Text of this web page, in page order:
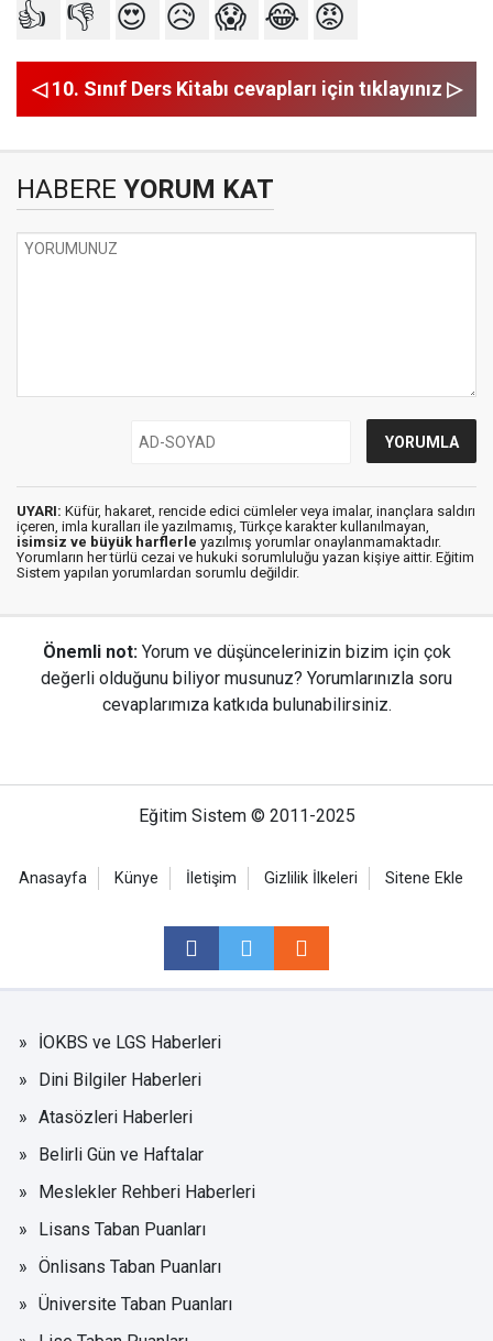
👍 👎 😍 😥 😱 😂 😡
◁ 10. Sınıf Ders Kitabı cevapları için tıklayınız ▷
HABERE YORUM KAT
UYARI: Küfür, hakaret, rencide edici cümleler veya imalar, inançlara saldırı
içeren, imla kuralları ile yazılmamış, Türkçe karakter kullanılmayan,
isimsiz ve büyük harflerle yazılmış yorumlar onaylanmamaktadır.
Yorumların her türlü cezai ve hukuki sorumluluğu yazan kişiye aittir. Eğitim
Sistem yapılan yorumlardan sorumlu değildir.
Önemli not: Yorum ve düşüncelerinizin bizim için çok
değerli olduğunu biliyor musunuz? Yorumlarınızla soru
cevaplarımıza katkıda bulunabilirsiniz.
Eğitim Sistem © 2011-2025
Anasayfa Künye İletişim Gizlilik İlkeleri Sitene Ekle
İOKBS ve LGS Haberleri
Dini Bilgiler Haberleri
Atasözleri Haberleri
Belirli Gün ve Haftalar
Meslekler Rehberi Haberleri
Lisans Taban Puanları
Önlisans Taban Puanları
Üniversite Taban Puanları